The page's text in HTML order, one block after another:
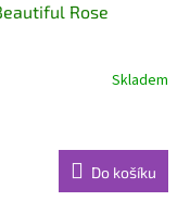
Rose
Skladem
Do košíku